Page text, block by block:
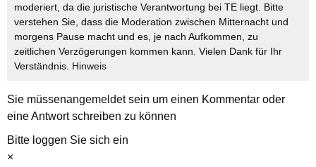
moderiert, da die juristische Verantwortung bei TE liegt. Bitte
verstehen Sie, dass die Moderation zwischen Mitternacht und
morgens Pause macht und es, je nach Aufkommen, zu
zeitlichen Verzögerungen kommen kann. Vielen Dank für Ihr
Verständnis. Hinweis
Sie müssenangemeldetsein um einen Kommentar oder
eine Antwort schreiben zu können
Bitte loggen Sie sich ein
×